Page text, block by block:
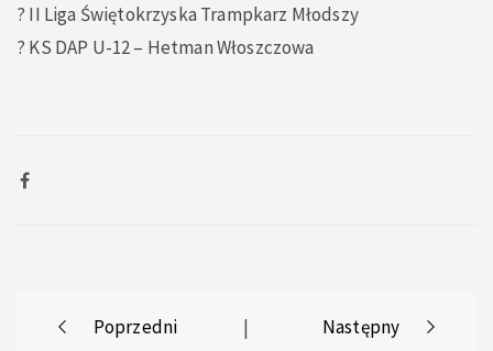
? II Liga Świętokrzyska Trampkarz Młodszy
?️ KS DAP U-12 – Hetman Włoszczowa
PostPoprzedni | Następny